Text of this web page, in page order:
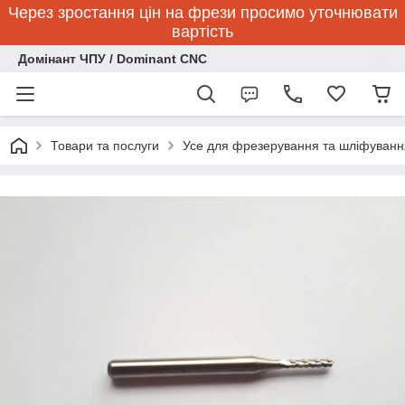
Через зростання цін на фрези просимо уточнювати
вартість
Домінант ЧПУ / Dominant CNC
Товари та послуги Усе для фрезерування та